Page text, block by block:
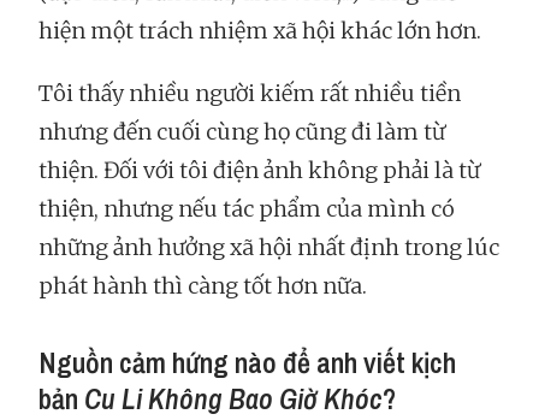
hiện một trách nhiệm xã hội khác lớn hơn.
Tôi thấy nhiều người kiếm rất nhiều tiền
nhưng đến cuối cùng họ cũng đi làm từ
thiện. Đối với tôi điện ảnh không phải là từ
thiện, nhưng nếu tác phẩm của mình có
những ảnh hưởng xã hội nhất định trong lúc
phát hành thì càng tốt hơn nữa.
Nguồn cảm hứng nào để anh viết kịch
bản Cu Li Không Bao Giờ Khóc?